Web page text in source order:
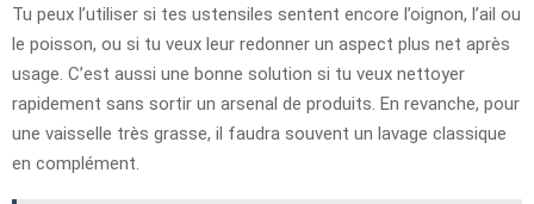
Tu peux l’utiliser si tes ustensiles sentent encore l’oignon, l’ail ou
le poisson, ou si tu veux leur redonner un aspect plus net après
usage. C’est aussi une bonne solution si tu veux nettoyer
rapidement sans sortir un arsenal de produits. En revanche, pour
une vaisselle très grasse, il faudra souvent un lavage classique
en complément.